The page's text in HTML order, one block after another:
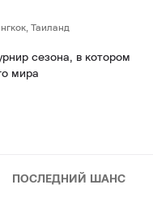
Таиланд
сезона, в котором
мира
ПОСЛЕДНИЙ ШАНС